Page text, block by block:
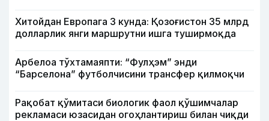
Хитойдан Европага 3 кунда: Қозоғистон 35 млрд
долларлик янги маршрутни ишга туширмоқда
Арбелоа тўхтамаяпти: “Фулҳэм” энди
“Барселона” футболчисини трансфер қилмоқчи
Рақобат қўмитаси биологик фаол қўшимчалар
рекламаси юзасидан огоҳлантириш билан чиқди